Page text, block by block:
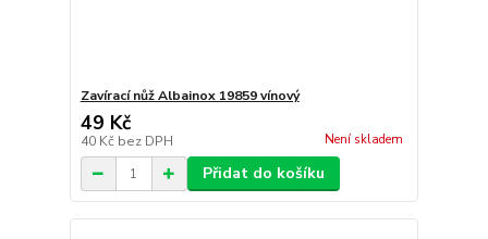
Zavírací nůž Albainox 19859 vínový
49 Kč
40 Kč bez DPH Není skladem
Přidat do košíku